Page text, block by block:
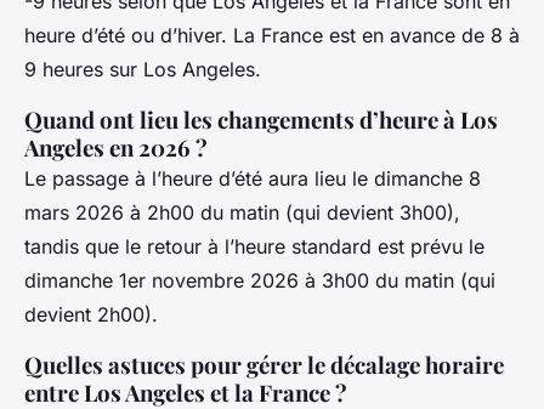
heure d’été ou d’hiver. La France est en avance de 8 à
9 heures sur Los Angeles.
Quand ont lieu les changements d’heure à Los
Angeles en 2026 ?
Le passage à l’heure d’été aura lieu le dimanche 8
mars 2026 à 2h00 du matin (qui devient 3h00),
tandis que le retour à l’heure standard est prévu le
dimanche 1er novembre 2026 à 3h00 du matin (qui
devient 2h00).
Quelles astuces pour gérer le décalage horaire
entre Los Angeles et la France ?